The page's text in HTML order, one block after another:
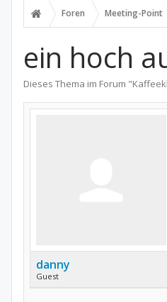
Foren Meeting-Point
ein hoch
Dieses Thema im Forum "
danny
Guest